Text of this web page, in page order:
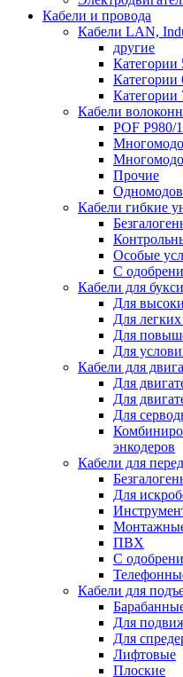
Кабели и провода
Кабели LAN,
другие
Категории
Категории
Категории
Кабели
POF P980/
Прочие
Кабели гибкие
Особые
С
Кабели для
Для
Для
Для
Для
Кабели для
Для
Для
Для
энкодеров
Кабели для
Для
ПВХ
С
Кабели для
Для
Для
Лифтовые
Плоские